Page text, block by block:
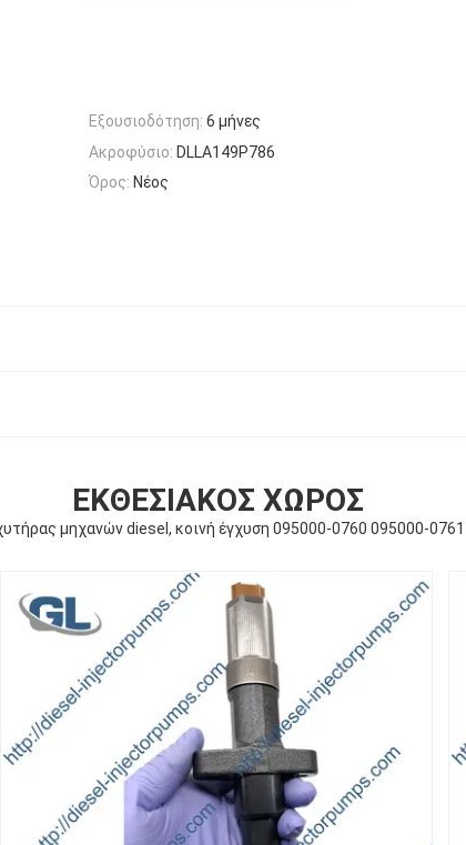
Εξουσιοδότηση: 6 μήνες
Ακροφύσιο: DLLA149P786
Όρος: Νέος
ΕΚΘΕΣΙΑΚΌΣ ΧΏΡΟΣ
μηχανών diesel, κοινή έγχυση 095000-0760 095000-